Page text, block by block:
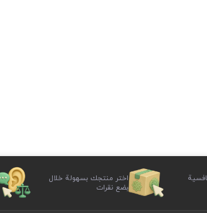
اختر منتجك بسهولة خلال
بضع نقرات